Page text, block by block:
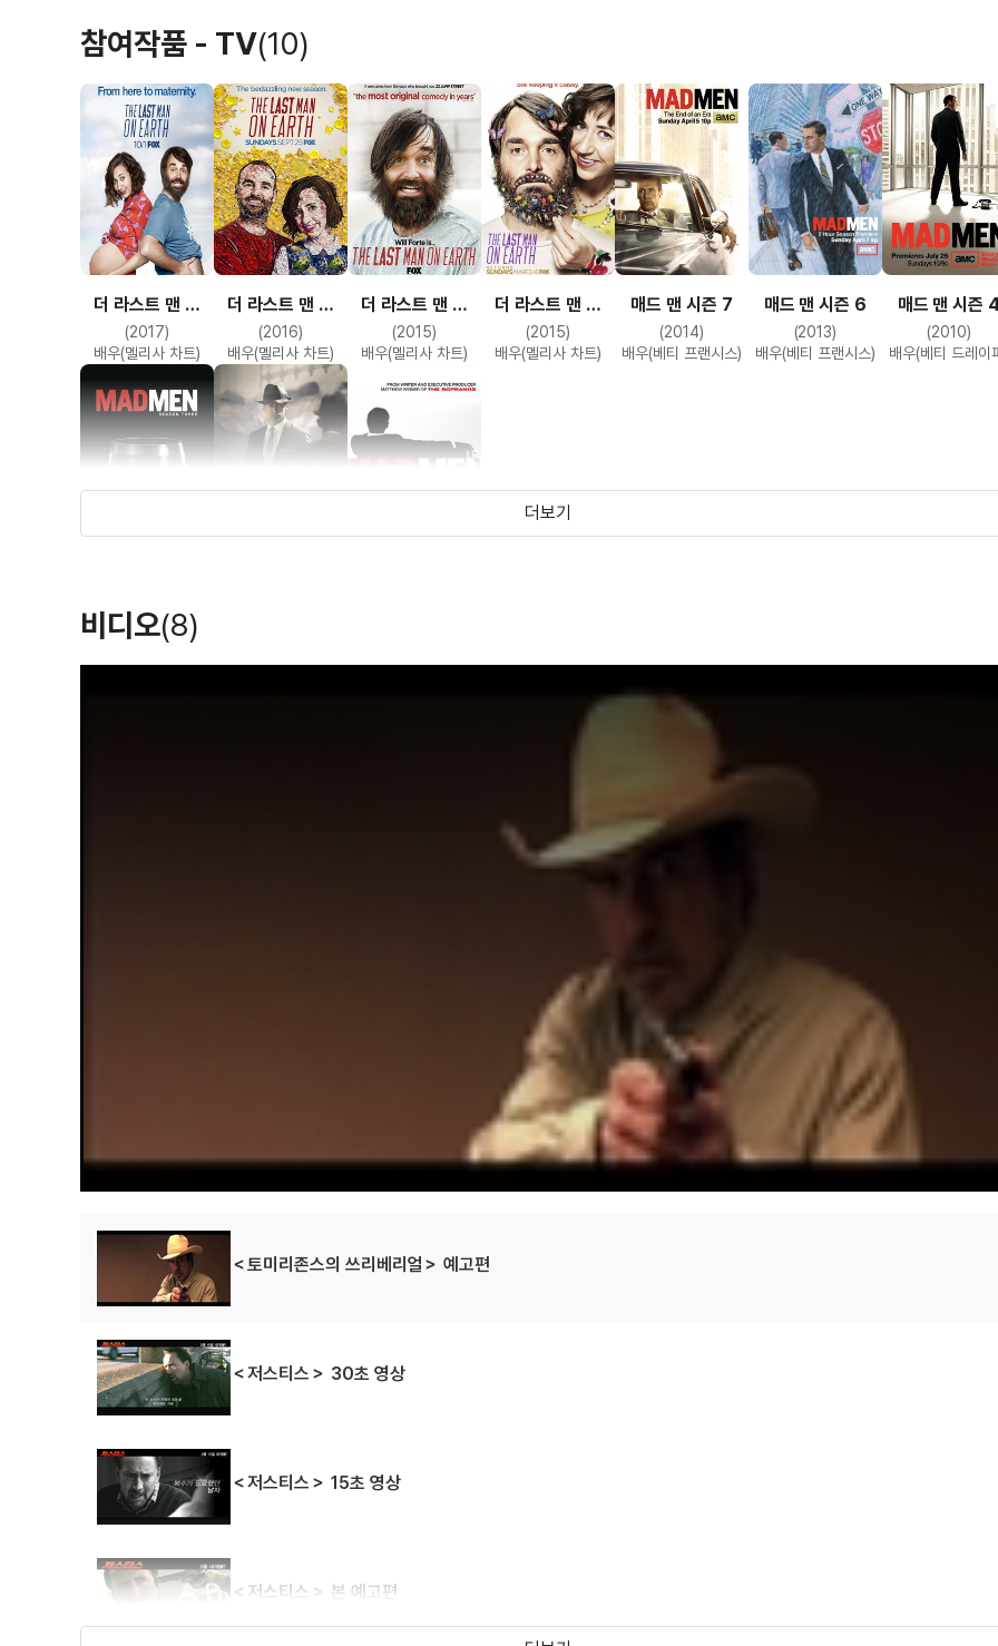
참여작품 - TV(10)
더 라스트 맨 온
어스 시즌 4
(2017)
배우(멜리사 차트)
더 라스트 맨 온
어스 시즌 3
(2016)
배우(멜리사 차트)
더 라스트 맨 온
어스 시즌 1
(2015)
배우(멜리사 차트)
더 라스트 맨 온
어스 시즌 2
(2015)
배우(멜리사 차트)
매드 맨 시즌 7
(2014)
배우(베티 프랜시스)
매드 맨 시즌 6
(2013)
배우(베티 프랜시스)
매드 맨 시즌
(2010)
배우(베티 드레이
(2009)
배우(베티 드레이퍼)
더보기
비디오(8)
＜토미리존스의 쓰리베리얼＞ 예고편
＜저스티스＞ 30초 영상
＜저스티스＞ 15초 영상
＜저스티스＞ 본 예고편